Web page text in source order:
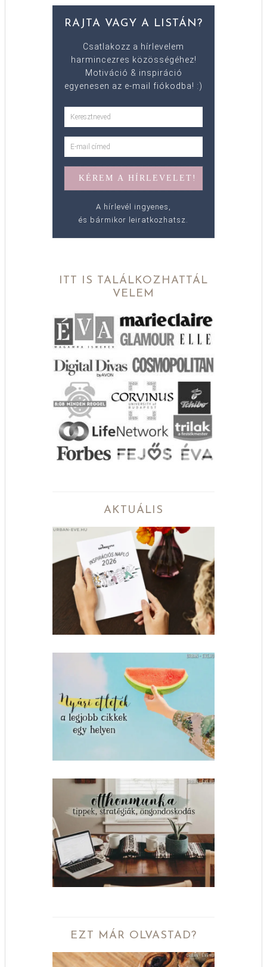
RAJTA VAGY A LISTÁN?
Csatlakozz a hírlevelem
harmincezres közösségéhez!
Motiváció & inspiráció
egyenesen az e-mail fiókodba! :)
A hírlevél ingyenes,
és bármikor leiratkozhatsz.
ITT IS TALÁLKOZHATTÁL
VELEM
AKTUÁLIS
EZT MÁR OLVASTAD?